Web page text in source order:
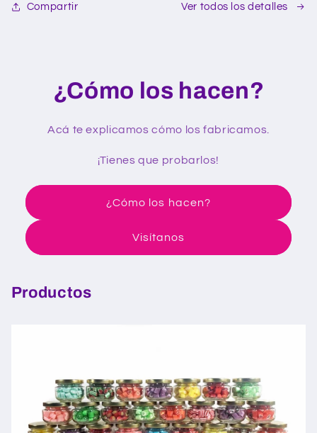
Compartir Ver todos los detalles
¿Cómo los hacen?
Acá te explicamos cómo los fabricamos.
¡Tienes que probarlos!
¿Cómo los hacen?
Visítanos
Productos